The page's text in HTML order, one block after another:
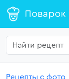
Поварок
Рецепты с фото